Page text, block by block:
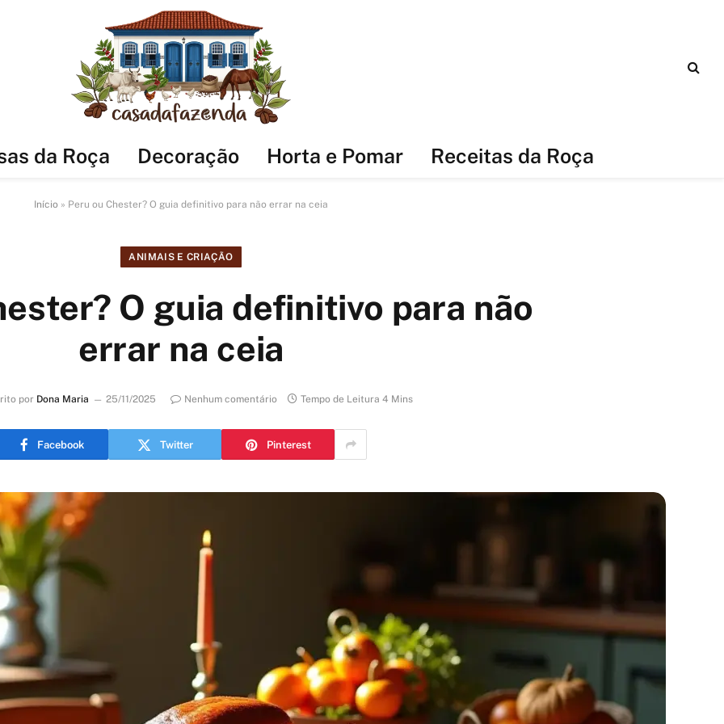
da Roça Decoração Horta e Pomar Receitas da Roça
Início » Peru ou Chester? O guia definitivo para não errar na ceia
ANIMAIS E CRIAÇÃO
O guia definitivo para não
errar na ceia
por Dona Maria 25/11/2025 Nenhum comentário Tempo de Leitura 4 Mins
Facebook Twitter Pinterest